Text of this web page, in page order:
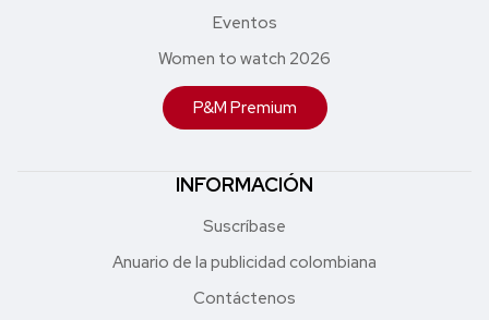
Eventos
Women to watch 2026
P&M Premium
INFORMACIÓN
Suscríbase
Anuario de la publicidad colombiana
Contáctenos